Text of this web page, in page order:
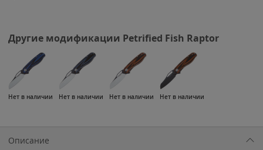
Другие модификации Petrified Fish Raptor
Нет в наличии Нет в наличии Нет в наличии Нет в наличии
Описание